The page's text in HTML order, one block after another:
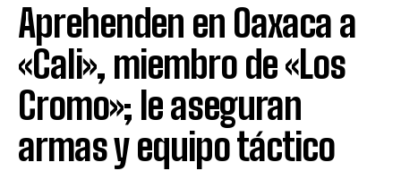
Aprehenden en Oaxaca a
«Cali», miembro de «Los
Cromo»; le aseguran
armas y equipo táctico